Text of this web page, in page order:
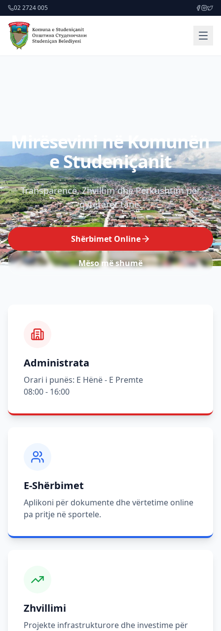
02 2724 005
Mirësevini në Komunën
e Studeniçanit
Transparencë, Zhvillim dhe Përkushtim për
qytetarët tanë.
Shërbimet Online
Mëso më shumë
Administrata
Orari i punës: E Hënë - E Premte
08:00 - 16:00
E-Shërbimet
Aplikoni për dokumente dhe vërtetime online
pa pritje në sportele.
Zhvillimi
Projekte infrastrukturore dhe investime për